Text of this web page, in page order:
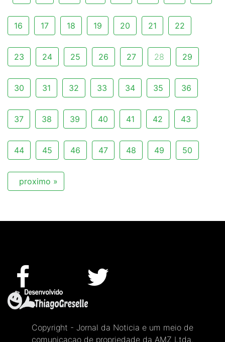
16 17 18 19 20 21 22
23 24 25 26 27 28 29
30 31 32 33 34 35 36
37 38 39 40 41 42 43
44 45 46 47 48 49 50
proximo »
Copyright - Jornal da Noticia e um meio de
comunicacao de propriedade da AMZ Ltda.